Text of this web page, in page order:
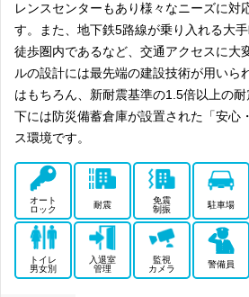
レンスセンターもあり様々なニーズに対
す。また、地下鉄5路線が乗り入れる大
徒歩圏内であるなど、交通アクセスに大
ルの設計には最先端の建設技術が用いら
はもちろん、新耐震基準の1.5倍以上の
下には防災備蓄倉庫が設置された「安心
ス環境です。
オート
ロック
耐震
免震
制振
駐車場
トイレ
男女別
入退室
管理
監視
カメラ
警備員